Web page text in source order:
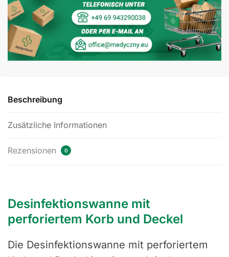
pokrywą
4,5
l
#2113
Menge
Beschreibung
Zusätzliche Informationen
Rezensionen 0
Desinfektionswanne mit
perforiertem Korb und Deckel
Die Desinfektionswanne mit perforiertem